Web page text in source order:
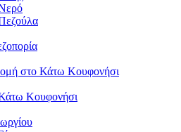
στο Κάτω Κουφονήσι
Κουφονήσι